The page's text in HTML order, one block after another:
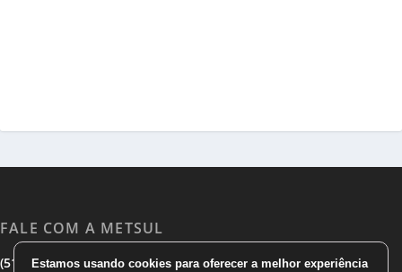
FALE COM A METSUL
(51) 3533 1983|(51)3785 7752| comercial@metsul.com
Estamos usando cookies para oferecer a melhor experiência